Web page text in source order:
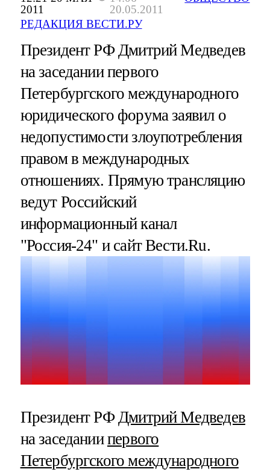
2011
20.05.2011
РЕДАКЦИЯ ВЕСТИ.РУ
Президент РФ Дмитрий Медведев
на заседании первого
Петербургского международного
юридического форума заявил о
недопустимости злоупотребления
правом в международных
отношениях. Прямую трансляцию
ведут Российский
информационный канал
"Россия-24" и сайт Вести.Ru.
Президент РФ Дмитрий Медведев
на заседаниипервого
Петербургского международного